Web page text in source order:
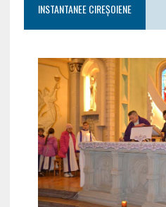
INSTANTANEE CIREȘOIENE